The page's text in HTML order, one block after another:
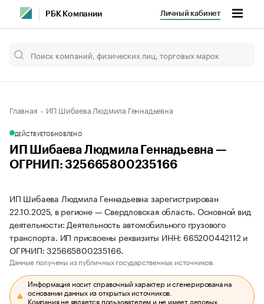
РБК Компании Личный кабинет
Главная ИП Шибаева Людмила Геннадьевна
ДЕЙСТВУЕТОБНОВЛЕНО
ИП Шибаева Людмила Геннадьевна —
ОГРНИП: 325665800235166
ИП Шибаева Людмила Геннадьевна зарегистрирован
22.10.2025, в регионе — Свердловская область. Основной вид
деятельности: Деятельность автомобильного грузового
транспорта. ИП присвоены реквизиты ИНН: 665200442112 и
ОГРНИП: 325665800235166.
Данные получены из публичных государственных источников.
Информация носит справочный характер и сгенерирована на
основании данных из открытых источников.
Компания не является пользователем и не имеет деловых